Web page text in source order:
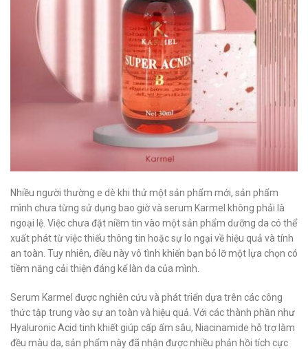
Nhiều người thường e dè khi thử một sản phẩm mới, sản phẩm
mình chưa từng sử dụng bao giờ và serum Karmel không phải là
ngoại lệ. Việc chưa đặt niềm tin vào một sản phẩm dưỡng da có thể
xuất phát từ việc thiếu thông tin hoặc sự lo ngại về hiệu quả và tính
an toàn. Tuy nhiên, điều này vô tình khiến bạn bỏ lỡ một lựa chọn có
tiềm năng cải thiện đáng kể làn da của mình.
Serum Karmel được nghiên cứu và phát triển dựa trên các công
thức tập trung vào sự an toàn và hiệu quả. Với các thành phần như
Hyaluronic Acid tinh khiết giúp cấp ẩm sâu, Niacinamide hỗ trợ làm
đều màu da, sản phẩm này đã nhận được nhiều phản hồi tích cực